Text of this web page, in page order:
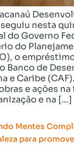
nesta
do Governo
do
o
Banco de
e Caribe
e ações
e na […]
Mentes
para